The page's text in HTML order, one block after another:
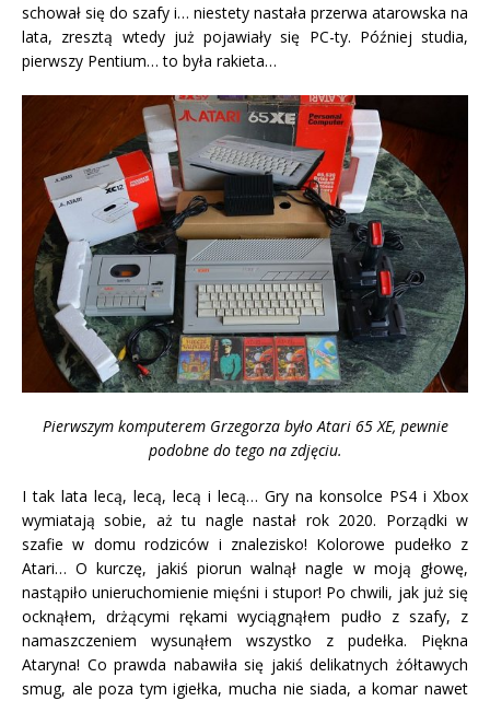
schował się do szafy i… niestety nastała przerwa atarowska na
lata, zresztą wtedy już pojawiały się PC-ty. Później studia,
pierwszy Pentium… to była rakieta…
Pierwszym komputerem Grzegorza było Atari 65 XE, pewnie
podobne do tego na zdjęciu.
I tak lata lecą, lecą, lecą i lecą… Gry na konsolce PS4 i Xbox
wymiatają sobie, aż tu nagle nastał rok 2020. Porządki w
szafie w domu rodziców i znalezisko! Kolorowe pudełko z
Atari… O kurczę, jakiś piorun walnął nagle w moją głowę,
nastąpiło unieruchomienie mięśni i stupor! Po chwili, jak już się
ocknąłem, drżącymi rękami wyciągnąłem pudło z szafy, z
namaszczeniem wysunąłem wszystko z pudełka. Piękna
Ataryna! Co prawda nabawiła się jakiś delikatnych żółtawych
smug, ale poza tym igiełka, mucha nie siada, a komar nawet